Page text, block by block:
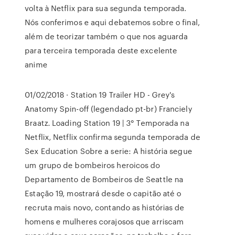
volta à Netflix para sua segunda temporada.
Nós conferimos e aqui debatemos sobre o final,
além de teorizar também o que nos aguarda
para terceira temporada deste excelente
anime
01/02/2018 · Station 19 Trailer HD - Grey's
Anatomy Spin-off (legendado pt-br) Franciely
Braatz. Loading Station 19 | 3° Temporada na
Netflix, Netflix confirma segunda temporada de
Sex Education Sobre a serie: A história segue
um grupo de bombeiros heroicos do
Departamento de Bombeiros de Seattle na
Estação 19, mostrará desde o capitão até o
recruta mais novo, contando as histórias de
homens e mulheres corajosos que arriscam